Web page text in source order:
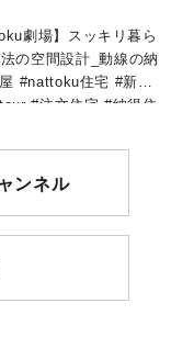
劇場】スッキリ暮ら
の空間設計_動線の納
#nattoku住宅 #新築
#注文住宅 #納得住
ンネル